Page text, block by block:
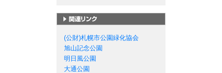
(公財)札幌市公園緑化協会
旭山記念公園
明日風公園
大通公園